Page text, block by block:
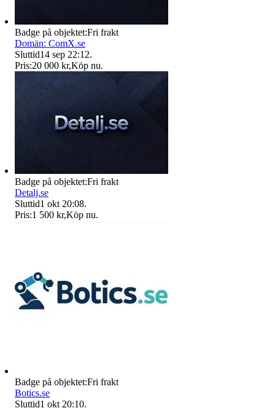
Badge på objektet:Fri frakt
Domän: ComX.se
Sluttid14 sep 22:12.
Pris:20 000 kr,Köp nu.
Badge på objektet:Fri frakt
Detalj.se
Sluttid1 okt 20:08.
Pris:1 500 kr,Köp nu.
Badge på objektet:Fri frakt
Botics.se
Sluttid1 okt 20:10.